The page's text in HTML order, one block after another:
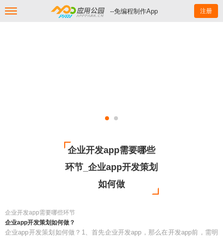
--免编程制作App 注册
企业开发app需要哪些
环节_企业app开发策划
如何做
企业开发app需要哪些环节
企业app开发策划如何做？
企业app开发策划如何做？1、首先企业开发app，那么在开发app前，需明